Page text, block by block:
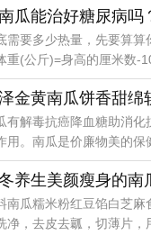
瓜能治好糖尿病吗
需要多少热量，先要算算
重(公斤)=身高的厘米数-
金黄南瓜饼香甜绵
有解毒抗癌降血糖助消化
用。南瓜是价廉物美的保
糖助消化
养生美颜瘦身的南
南瓜糯米粉红豆馅白芝
净，去皮去瓤，切薄片